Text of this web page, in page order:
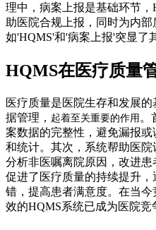
理中，病案上报是基础环节
助医院合规上报，同时为内
如'HQMS'和'病案上报'突显了
HQMS在医疗质量
医疗质量是医院生存和发展
据管理， 起着至关重要的作用 。
案数据的完整性，避免漏报
和统计。其次，系统帮助医
分析非医嘱离院原因，改进
促进了医疗质量的持续提升
错，提高患者满意度。在当
效的HQMS系统已成为医院竞